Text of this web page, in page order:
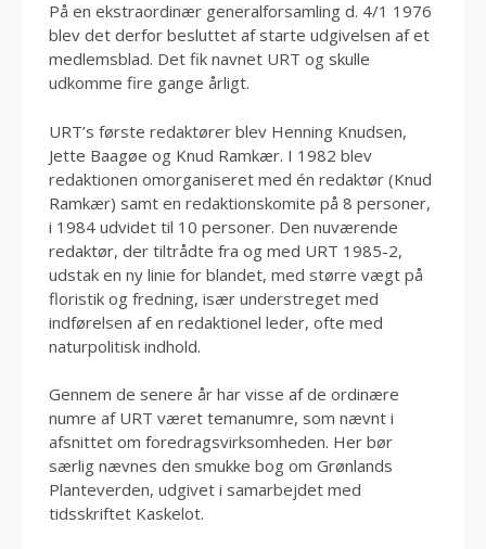
På en ekstraordinær generalforsamling d. 4/1 1976
blev det derfor besluttet af starte udgivelsen af et
medlemsblad. Det fik navnet URT og skulle
udkomme fire gange årligt.
URT’s første redaktører blev Henning Knudsen,
Jette Baagøe og Knud Ramkær. I 1982 blev
redaktionen omorganiseret med én redaktør (Knud
Ramkær) samt en redaktionskomite på 8 personer,
i 1984 udvidet til 10 personer. Den nuværende
redaktør, der tiltrådte fra og med URT 1985-2,
udstak en ny linie for blandet, med større vægt på
floristik og fredning, især understreget med
indførelsen af en redaktionel leder, ofte med
naturpolitisk indhold.
Gennem de senere år har visse af de ordinære
numre af URT været temanumre, som nævnt i
afsnittet om foredragsvirksomheden. Her bør
særlig nævnes den smukke bog om Grønlands
Planteverden, udgivet i samarbejdet med
tidsskriftet Kaskelot.